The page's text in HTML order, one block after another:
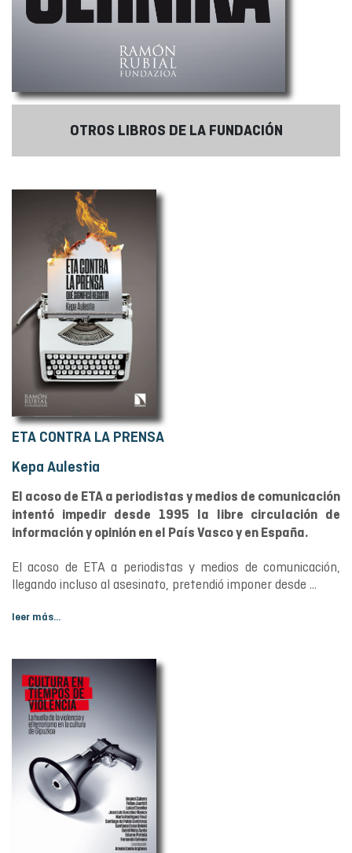
OTROS LIBROS DE LA FUNDACIÓN
ETA CONTRA LA PRENSA
Kepa Aulestia
El acoso de ETA a periodistas y medios de comunicación
intentó impedir desde 1995 la libre circulación de
información y opinión en el País Vasco y en España.
El acoso de ETA a periodistas y medios de comunicación,
llegando incluso al asesinato, pretendió imponer desde ...
leer más...